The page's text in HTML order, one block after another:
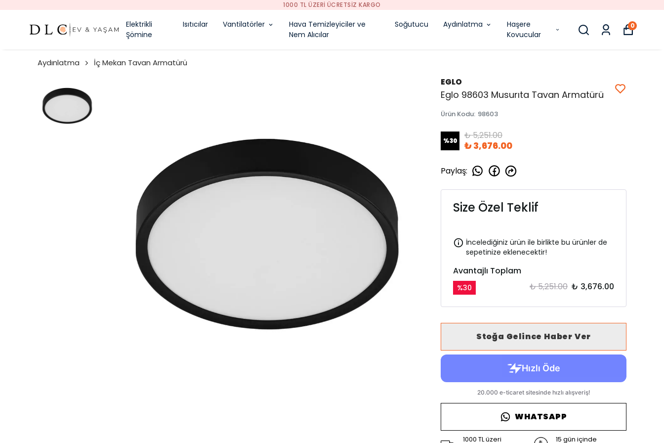
1000 TL ÜZERI ÜCRETSIZ KARGO
Elektrikli
Şömine
Isıtıcılar Vantilatörler
Hava Temizleyiciler ve
Nem Alıcılar
Soğutucu Aydınlatma
Haşere
Kovucular
0
Aydınlatma İç Mekan Tavan Armatürü
EGLO
Eglo 98603 Musurıta Tavan Armatürü
Ürün Kodu: 98603
%30 ₺ 5,251.00
₺ 3,676.00
Paylaş:
Size Özel Teklif
İncelediğiniz ürün ile birlikte bu ürünler de
sepetinize eklenecektir!
Avantajlı Toplam
%30 ₺ 5,251.00 ₺ 3,676.00
Stoğa Gelince Haber Ver
WHATSAPP
1000 TL üzeri 15 gün içinde